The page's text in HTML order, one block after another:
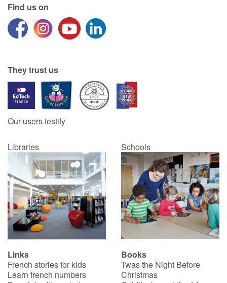
Find us on
They trust us
Our users testify
Libraries Schools
Links
French stories for kids
Learn french numbers
Books
Twas the Night Before
Christmas